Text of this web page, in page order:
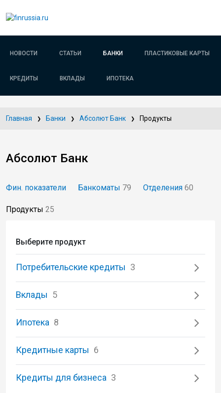
НОВОСТИ СТАТЬИ БАНКИ ПЛАСТИКОВЫЕ КАРТЫ
КРЕДИТЫ ВКЛАДЫ ИПОТЕКА
Главная Банки Абсолют Банк Продукты
Абсолют Банк
Фин. показатели Банкоматы 79 Отделения 60
Продукты 25
Выберите продукт
Потребительские кредиты 3
Вклады 5
Ипотека 8
Кредитные карты 6
Кредиты для бизнеса 3